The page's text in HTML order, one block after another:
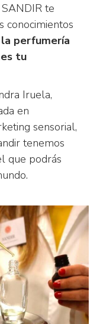
te
conocimientos
perfumería
tu
Iruela,
en
sensorial,
tenemos
que podrás